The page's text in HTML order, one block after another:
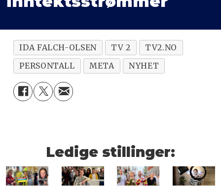
IDA FALCH-OLSEN TV 2
TV2.NO
PERSONTALL
META NYHET
Ledige stillinger: